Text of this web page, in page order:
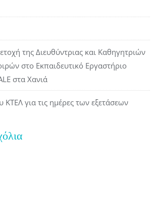
της Διευθύντριας και Καθηγητριών
στο Εκπαιδευτικό Εργαστήριο
στα Χανιά
ΚΤΕΛ για τις ημέρες των εξετάσεων